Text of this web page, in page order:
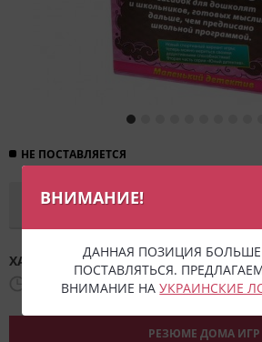
НЕ ПОСТАВЛЯЕТСЯ
СООБЩИТЬ О
ХАРАКТЕРИСТИКИ ИГРЫ
6+ 2+ РУС
РЕЗЮМЕ ДОМА ИГР
ВНИМАНИЕ!
ДАННАЯ ПОЗИЦИЯ БОЛЬШЕ
ПОСТАВЛЯТЬСЯ.
ВНИМАНИЕ НАУКРАИНСКИЕ